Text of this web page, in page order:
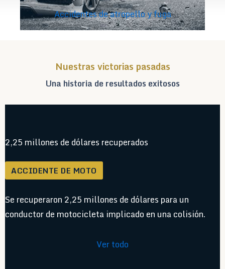
Accidentes de atropello y fuga
Nuestras victorias pasadas
Una historia de resultados exitosos
2,25 millones de dólares recuperados
ACCIDENTE DE MOTO
Se recuperaron 2,25 millones de dólares para un
conductor de motocicleta implicado en una colisión.
Ver todo